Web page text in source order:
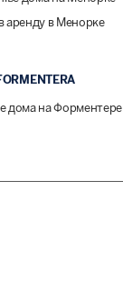
аренду в Менорке
дома на Форментере